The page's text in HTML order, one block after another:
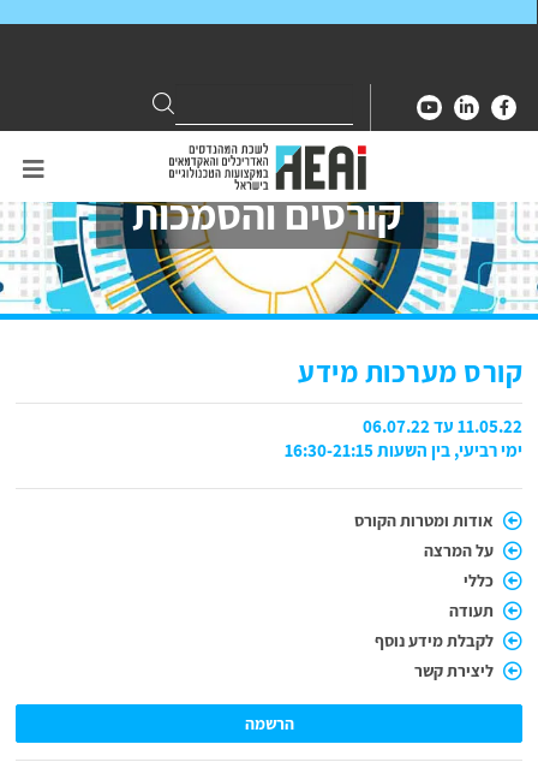
for:
Search
קורסים והסמכות
קורס מערכות מידע
11.05.22 עד 06.07.22
ימי רביעי, בין השעות 16:30-21:15
אודות ומטרות הקורס
על המרצה
כללי
תעודה
לקבלת מידע נוסף
ליצירת קשר
הרשמה